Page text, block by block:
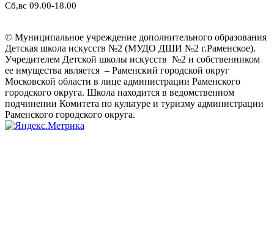
Сб,вс 09.00-18.00
© Муниципальное учреждение дополнительного образования
Детская школа искусств №2 (МУДО ДШИ №2 г.Раменское).
Учредителем Детской школы искусств №2 и собственником
ее имущества является – Раменский городской округ
Московской области в лице администрации Раменского
городского округа. Школа находится в ведомственном
подчинении Комитета по культуре и туризму администрации
Раменского городского округа.